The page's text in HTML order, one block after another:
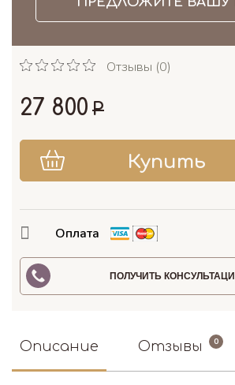
Отзывы (0)
27 800 Р
Оплата
ПОЛУЧИТЬ
Описание Отзывы 0